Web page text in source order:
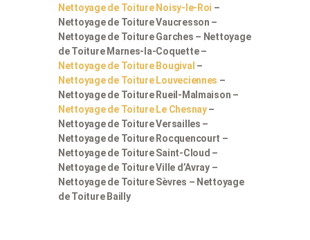
Nettoyage de Toiture Noisy-le-Roi –
Nettoyage de Toiture Vaucresson –
Nettoyage de Toiture Garches – Nettoyage
de Toiture Marnes-la-Coquette –
Nettoyage de Toiture Bougival –
Nettoyage de Toiture Louveciennes –
Nettoyage de Toiture Rueil-Malmaison –
Nettoyage de Toiture Le Chesnay–
Nettoyage de Toiture Versailles –
Nettoyage de Toiture Rocquencourt –
Nettoyage de Toiture Saint-Cloud –
Nettoyage de Toiture Ville d’Avray –
Nettoyage de Toiture Sèvres – Nettoyage
de Toiture Bailly